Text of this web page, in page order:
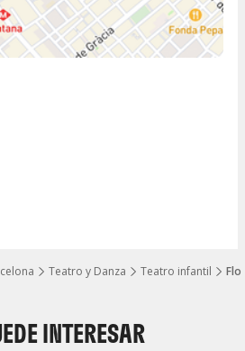
Teatro y Danza Teatro infantil
INTERESAR